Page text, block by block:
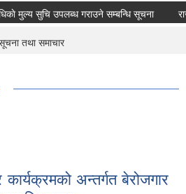
मुल्य सुचि उपलब्ध गराउने सम्बन्धि सूचना
तथा समाचार
कार्यक्रमको अन्तर्गत बेरोजगार